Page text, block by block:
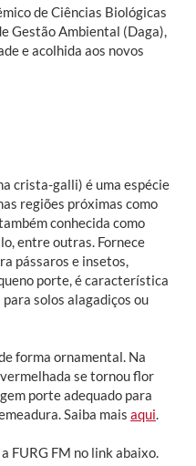
de Ciências Biológicas
Gestão Ambiental (Daga),
e acolhida aos novos
crista-galli) é uma espécie
regiões próximas como
conhecida como
entre outras. Fornece
pássaros e insetos,
porte, é característica
solos alagadiços ou
forma ornamental. Na
se tornou flor
porte adequado para
Saiba mais aqui.
FURG FM no link abaixo.